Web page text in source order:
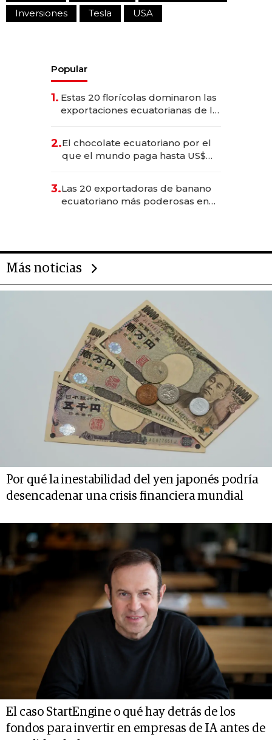
Inversiones
Tesla USA
Popular
1. Estas 20 florícolas dominaron las
exportaciones ecuatorianas de la
2.El chocolate ecuatoriano por el
que el mundo paga hasta US$
3.Las 20 exportadoras de banano
ecuatoriano más poderosas en
Más noticias
Por qué la inestabilidad del yen japonés podría
desencadenar una crisis financiera mundial
El caso StartEngine o qué hay detrás de los
fondos para invertir en empresas de IA antes de